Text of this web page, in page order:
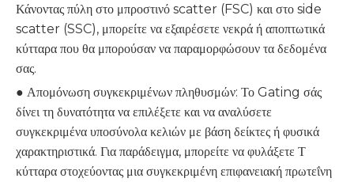
Κάνοντας πύλη στο μπροστινό scatter (FSC) και στο side
scatter (SSC), μπορείτε να εξαιρέσετε νεκρά ή αποπτωτικά
κύτταρα που θα μπορούσαν να παραμορφώσουν τα δεδομένα
σας.
● Απομόνωση συγκεκριμένων πληθυσμών: Το Gating σάς
δίνει τη δυνατότητα να επιλέξετε και να αναλύσετε
συγκεκριμένα υποσύνολα κελιών με βάση δείκτες ή φυσικά
χαρακτηριστικά. Για παράδειγμα, μπορείτε να φυλάξετε Τ
κύτταρα στοχεύοντας μια συγκεκριμένη επιφανειακή πρωτεΐνη